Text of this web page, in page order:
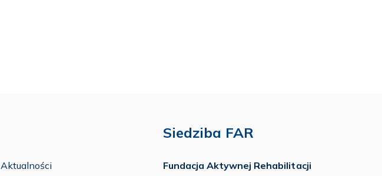
Aktualności
Siedziba FAR
Fundacja Aktywnej Rehabilitacji